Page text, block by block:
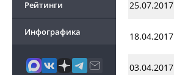
Рейтинги
Инфографика
25.07.2017
18.04.2017
03.04.2017